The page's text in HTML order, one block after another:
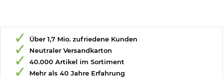
Über 1,7 Mio. zufriedene Kunden
Neutraler Versandkarton
40.000 Artikel im Sortiment
Mehr als 40 Jahre Erfahrung